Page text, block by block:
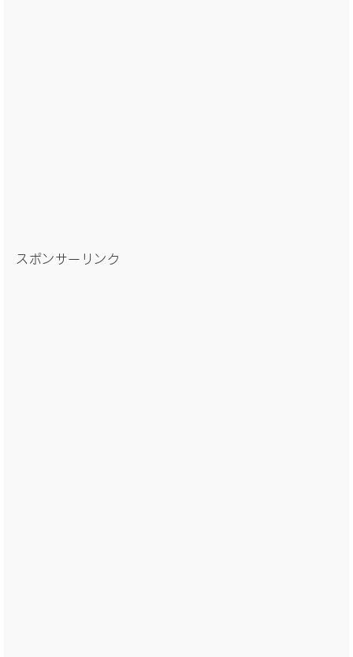
スポンサーリンク